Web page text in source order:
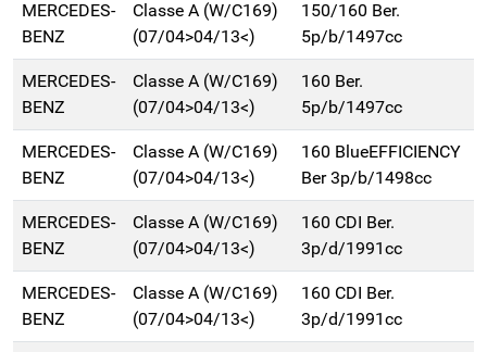
MERCEDES-
BENZ
Classe A (W/C169)
(07/04>04/13<)
150/160 Ber.
5p/b/1497cc
MERCEDES-
BENZ
Classe A (W/C169)
(07/04>04/13<)
160 Ber.
5p/b/1497cc
MERCEDES-
BENZ
Classe A (W/C169)
(07/04>04/13<)
160 BlueEFFICIENCY
Ber 3p/b/1498cc
MERCEDES-
BENZ
Classe A (W/C169)
(07/04>04/13<)
160 CDI Ber.
3p/d/1991cc
MERCEDES-
BENZ
Classe A (W/C169)
(07/04>04/13<)
160 CDI Ber.
3p/d/1991cc